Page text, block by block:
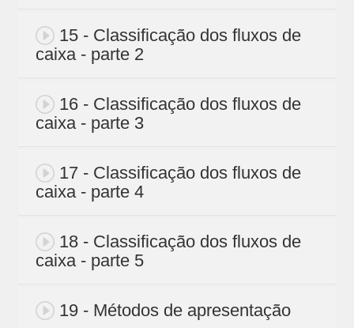
15 - Classificação dos fluxos de
caixa - parte 2
16 - Classificação dos fluxos de
caixa - parte 3
17 - Classificação dos fluxos de
caixa - parte 4
18 - Classificação dos fluxos de
caixa - parte 5
19 - Métodos de apresentação